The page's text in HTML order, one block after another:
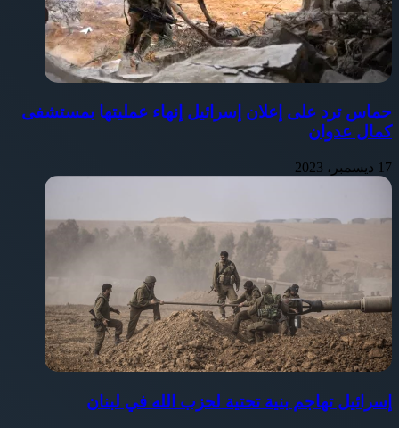
حماس ترد على إعلان إسرائيل إنهاء عمليتها بمستشفى
كمال عدوان
17 ديسمبر، 2023
إسرائيل تهاجم بنية تحتية لحزب الله في لبنان